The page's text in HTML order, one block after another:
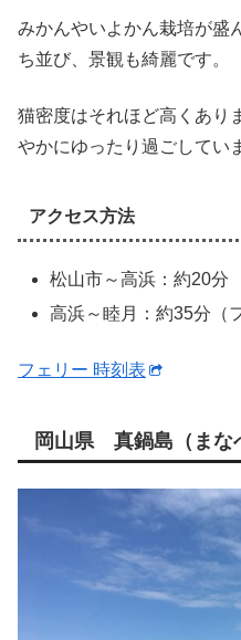
みかんやいよかん栽培が盛
ち並び、景観も綺麗です。
猫密度はそれほど高くあり
やかにゆったり過ごしてい
アクセス方法
松山市～高浜：約20分
高浜～睦月：約35分（
フェリー 時刻表
岡山県 真鍋島（まな